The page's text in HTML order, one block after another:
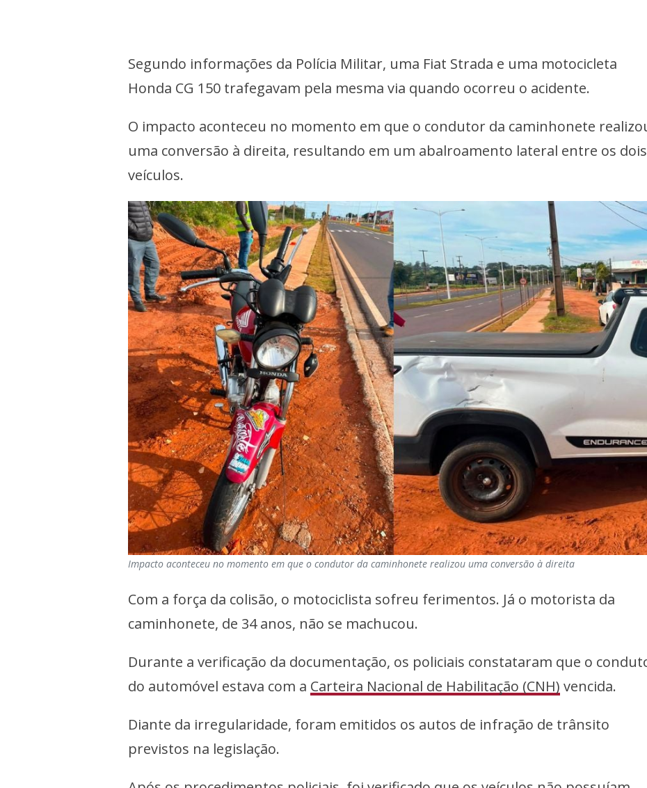
Segundo informações da Polícia Militar, uma Fiat Strada e uma motocicleta
Honda CG 150 trafegavam pela mesma via quando ocorreu o acidente.
O impacto aconteceu no momento em que o condutor da caminhonete
uma conversão à direita, resultando em um abalroamento lateral entre os dois
veículos.
Impacto aconteceu no momento em que o condutor da caminhonete realizou uma conversão à direita
Com a força da colisão, o motociclista sofreu ferimentos. Já o motorista da
caminhonete, de 34 anos, não se machucou.
Durante a verificação da documentação, os policiais constataram que o
do automóvel estava com a Carteira Nacional de Habilitação (CNH) vencida.
Diante da irregularidade, foram emitidos os autos de infração de trânsito
previstos na legislação.